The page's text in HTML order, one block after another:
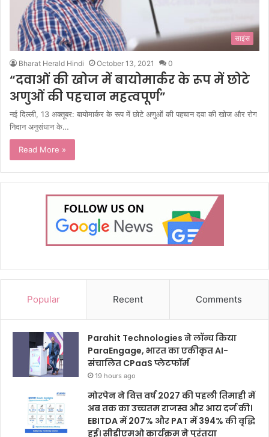
साइंस
Bharat Herald Hindi October 13, 2021 0
“दवाओं की खोज में बायोमार्कर के रूप में छोटे
अणुओं की पहचान महत्वपूर्ण”
नई दिल्ली, 13 अक्तूबर: बायोमार्कर के रूप में छोटे अणुओं की पहचान दवा की खोज और रोग
निदान अनुसंधान के…
Read More »
Popular Recent Comments
Parahit Technologies ने लॉन्च किया
ParaEngage, भारत का एकीकृत AI-
संचालित CPaaS प्लेटफॉर्म
19 hours ago
मोरपेन ने वित्त वर्ष 2027 की पहली तिमाही में
अब तक का उच्चतम राजस्व और आय दर्ज की।
EBITDA में 207% और PAT में 394% की वृद्धि
हुई। सीडीएमओ कार्यक्रम ने पुरंतया